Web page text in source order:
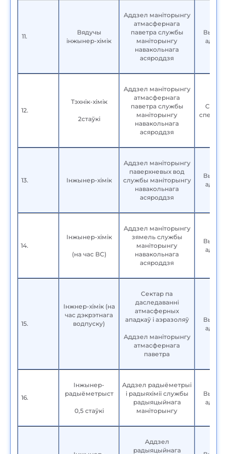
11.
Вядучы
інжынер-хімік
Аддзел маніторынгу
атмасфернага
паветра службы
маніторынгу
навакольнага
асяроддзя
12.
Тэхнік-хімік
2стаўкі
Аддзел маніторынгу
атмасфернага
паветра службы
маніторынгу
навакольнага
асяроддзя
13. Інжынер-хімік
Аддзел маніторынгу
паверхневых вод
службы маніторынгу
навакольнага
асяроддзя
14.
Інжынер-хімік
(на час ВС)
Аддзел маніторынгу
зямель службы
маніторынгу
навакольнага
асяроддзя
15.
Інжнер-хімік (на
час дэкрэтнага
водпуску)
Сектар па
даследаванні
атмасферных
ападкаў і аэразоляў
Аддзел маніторынгу
атмасфернага
паветра
16.
Інжынер-
радыёметрыст
0,5 стаўкі
Аддзел радыёметрыі
і радыяхіміі службы
радыяцыйнага
маніторынгу
Аддзел
радыяцыйнага